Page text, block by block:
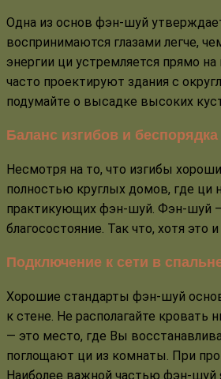
Одна из основ фэн-шуй
воспринимаются глазами легче,
энергии ци устремляется прямо
часто проектируют здания с
подумайте о высадке высоких
Баланс изгибов и беспорядка
Несмотря на то, что изгибы
полностью круглых домов, где ци
практикующих фэн-шуй. Фэн-шуй —
благосостояние. Так что, хотя это
Подключение к сети в
Хорошие стандарты фэн-шуй
к стене. Не располагайте кровать
— это место, где Вы
поглощают ци из комнаты. При
Наиболее важной частью фэн-шуй